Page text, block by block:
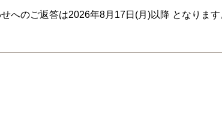
へのご返答は2026年8月17日(月)以降 となりま